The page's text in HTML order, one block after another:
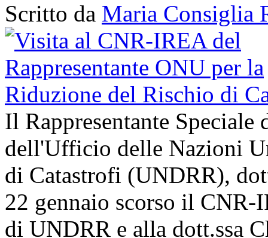
Scritto da Maria Consiglia
Il Rappresentante Speciale
dell'Ufficio delle Nazioni
di Catastrofi (UNDRR),
22 gennaio scorso il CNR-
di UNDRR e alla dott.ssa